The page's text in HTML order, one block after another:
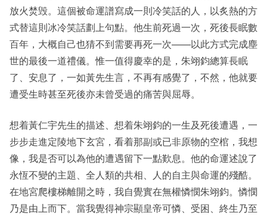
放火焚毁。這個被命運譜寫成一則冷笑話的人，以炙熱的方
式替這則冰冷笑話劃上句點。他生前死過一次，死後長眠數
百年，大概自己也猜不到需要再死一次——以此方式完成塵
世的最後一道禮儀。惟一值得慶幸的是，朱翊鈞總算長眠
了、安息了，一如黃先生言，不再有感覺了，不然，他就要
遭受生時甚至死後亦未曾受過的痛苦與屈辱。
想着黃仁宇先生的描述、想着朱翊鈞的一生及死後遭遇，一
步步走進定陵地下玄宮，看着那副或已非原物的空棺，我想
像，我是否可以為他的遭遇留下一點歎息。他的命運述說了
永恆不變的主題、全人類的共相、人的自主與命運的殘酷。
在地宮爬樓梯離開之時，我自覺實在無權憐憫朱翊鈞。憐憫
乃是由上而下。當我覺得神宗顯皇帝可憐、受困、終生乃至